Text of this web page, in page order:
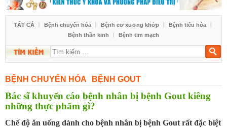
TẤT CẢ Bệnh chuyển hóa Bệnh cơ xương khớp
Bệnh tiêu hóa
Bệnh thần kinh
Bệnh tim mạch
Tìm
BỆNH CHUYỂN HÓA BỆNH GOUT
Bác sĩ khuyến cáo bệnh nhân bị bệnh Gout kiêng
những thực phẩm gì?
Chế độ ăn uống dành cho bệnh nhân bị bệnh Gout rất đặc biệt